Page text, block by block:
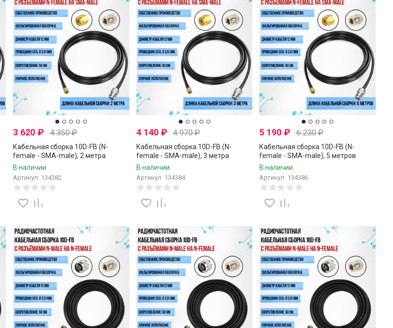
3 620₽ 4 350₽
Кабельная сборка 10D-FB (N-
female - SMA-male), 2 метра
В наличии
Артикул: 134382
4 140 ₽ 4 970₽
Кабельная сборка 10D-FB (N-
female - SMA-male), 3 метра
В наличии
Артикул: 134384
5 190₽ 6 230₽
Кабельная сборка 10D-FB (N-
female - SMA-male), 5 метров
В наличии
Артикул: 134386